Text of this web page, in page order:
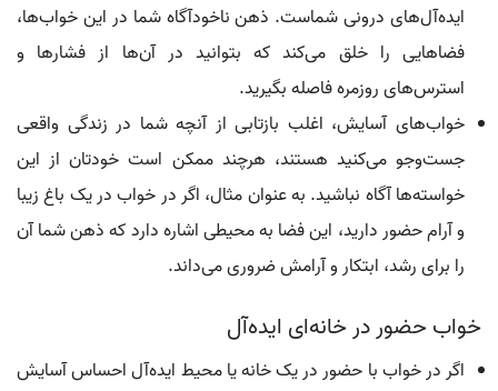
ایده‌آل‌های درونی شماست. ذهن ناخودآگاه شما در این خواب‌ها،
فضاهایی را خلق می‌کند که بتوانید در آن‌ها از فشارها و
استرس‌های روزمره فاصله بگیرید.
خواب‌های آسایش، اغلب بازتابی از آنچه شما در زندگی واقعی
جست‌وجو می‌کنید هستند، هرچند ممکن است خودتان از این
خواسته‌ها آگاه نباشید. به عنوان مثال، اگر در خواب در یک باغ زیبا
و آرام حضور دارید، این فضا به محیطی اشاره دارد که ذهن شما آن
را برای رشد، ابتکار و آرامش ضروری می‌داند.
خواب حضور در خانه‌ای ایده‌آل
اگر در خواب با حضور در یک خانه یا محیط ایده‌آل احساس آسایش